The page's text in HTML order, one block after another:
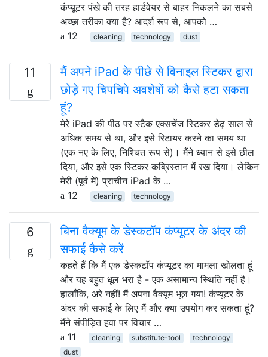
कंप्यूटर पंखे की तरह हार्डवेयर से बाहर निकलने का सबसे
अच्छा तरीका क्या है? आदर्श रूप से, आपको …
12
cleaning technology dust
11
मैं अपने iPad के पीछे से विनाइल स्टिकर द्वारा
छोड़े गए चिपचिपे अवशेषों को कैसे हटा सकता
हूं?
मेरे iPad की पीठ पर स्टैक एक्सचेंज स्टिकर डेढ़ साल से
अधिक समय से था, और इसे रिटायर करने का समय था
(एक नए के लिए, निश्चित रूप से)। मैंने ध्यान से इसे छील
दिया, और इसे एक स्टिकर कब्रिस्तान में रख दिया। लेकिन
मेरी (पूर्व में) प्राचीन iPad के …
12
cleaning technology
6
बिना वैक्यूम के डेस्कटॉप कंप्यूटर के अंदर की
सफाई कैसे करें
कहते हैं कि मैं एक डेस्कटॉप कंप्यूटर का मामला खोलता हूं
और यह बहुत धूल भरा है - एक असामान्य स्थिति नहीं है।
हालाँकि, अरे नहीं! मैं अपना वैक्यूम भूल गया! कंप्यूटर के
अंदर की सफाई के लिए मैं और क्या उपयोग कर सकता हूं?
मैंने संपीड़ित हवा पर विचार …
11
cleaning substitute-tool
technology
dust